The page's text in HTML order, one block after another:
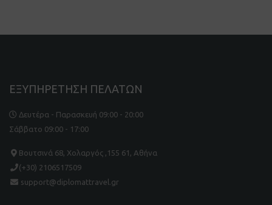
ΕΞΥΠΗΡΕΤΗΣΗ ΠΕΛΑΤΩΝ
Δευτέρα - Παρασκευή 09:00 - 20:00
Σάββατο 09:00 - 17:00
Βουτσινά 68, Χολαργός ,155 61, Αθήνα
(+30) 2106517509
support@diplomattravel.gr